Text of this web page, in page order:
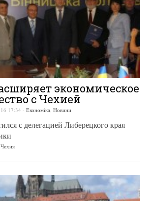
экономическое
с Чехией
17:34 - Економіка, Новини
с делегацией Либерецкого края
Чехия